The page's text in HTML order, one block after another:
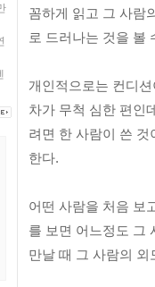
꼼하게 읽고 그 사람
로 드러나는 것을 볼
개인적으로는 컨디
차가 무척 심한 편인
려면 한 사람이 쓴
한다.
어떤 사람을 처음 보
를 보면 어느정도 그
만날 때 그 사람의